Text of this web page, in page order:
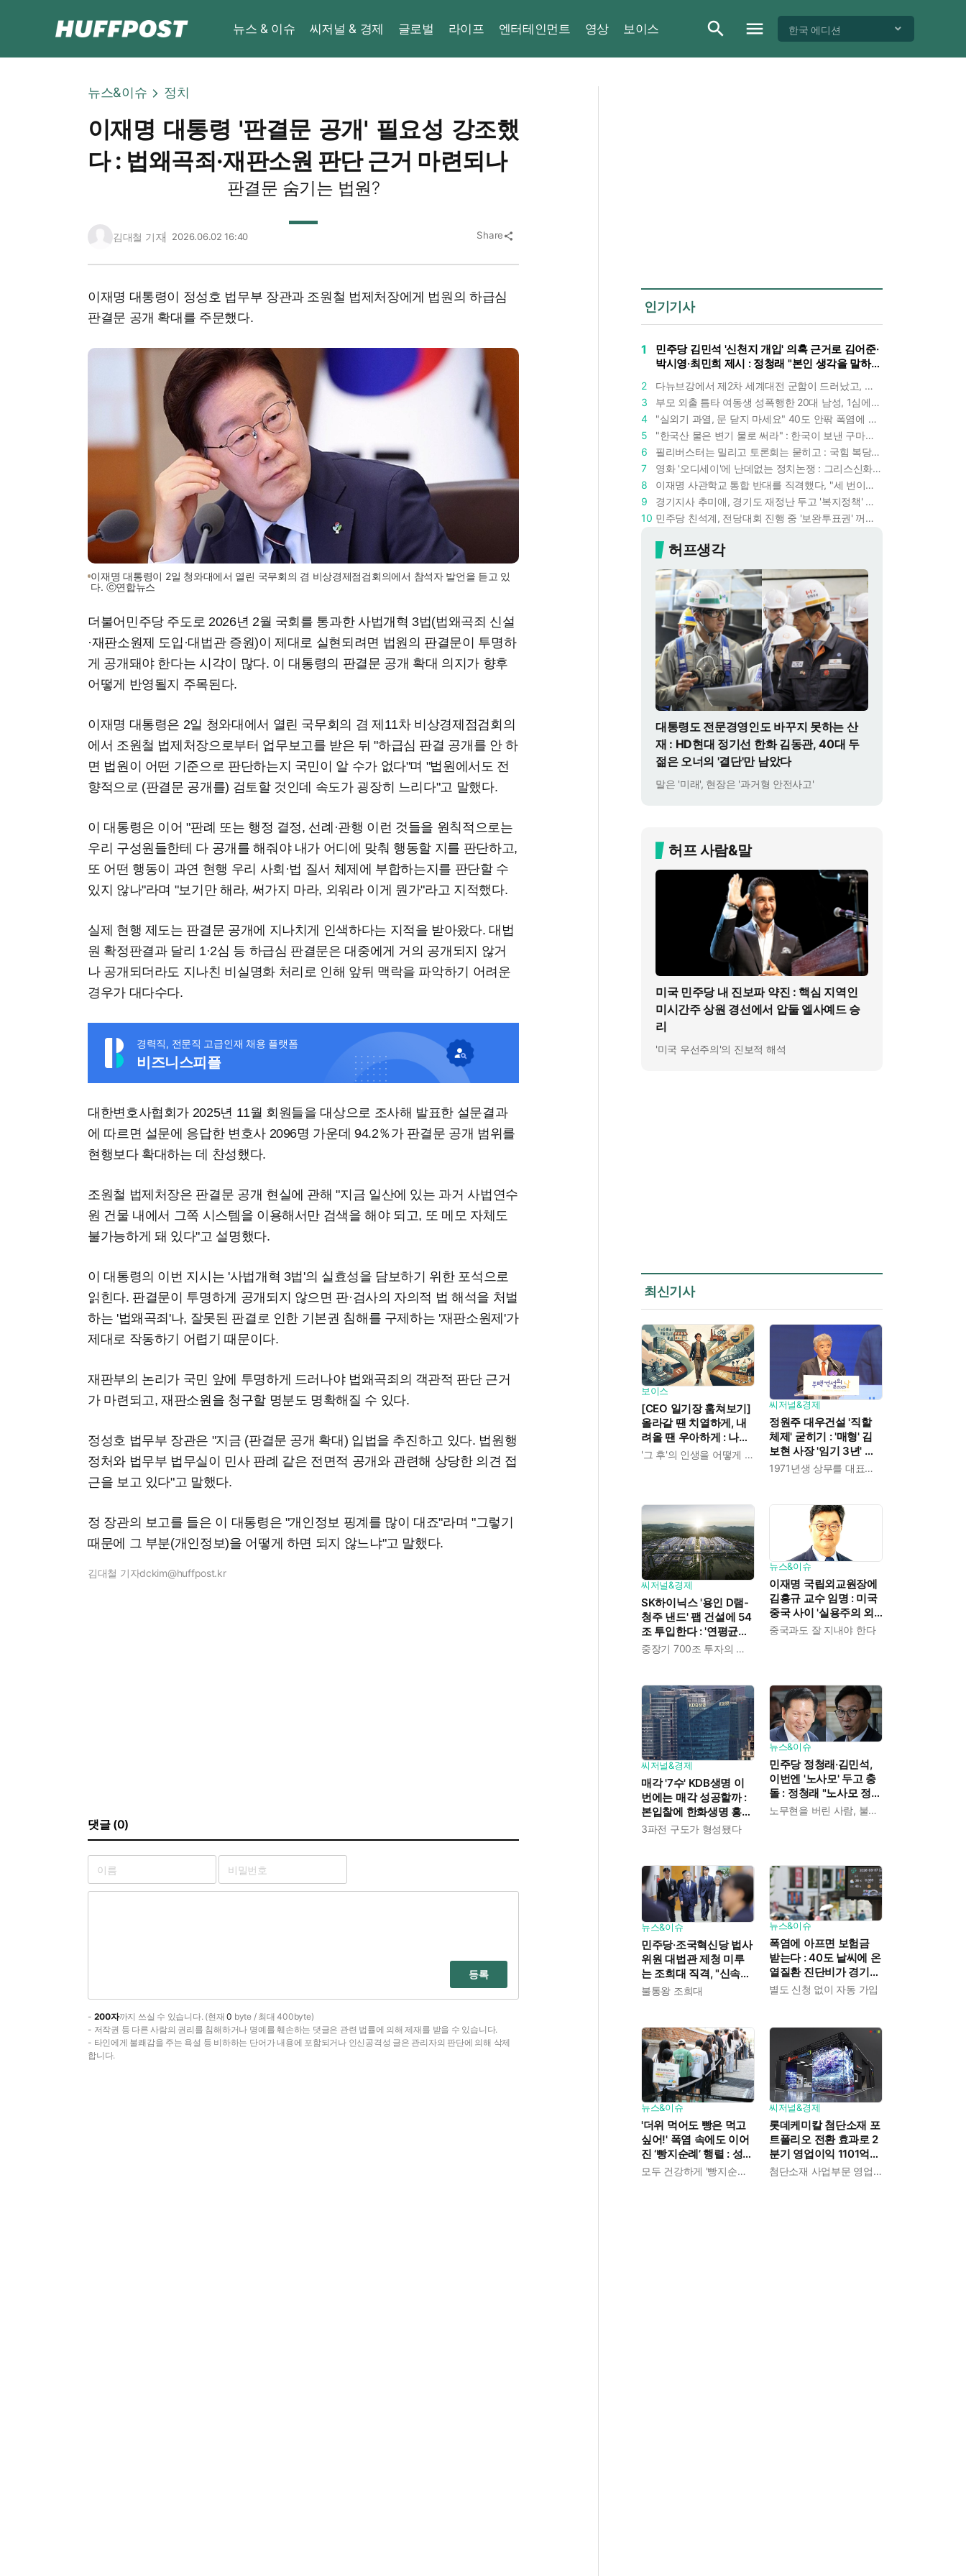
뉴스 & 이슈 씨저널 & 경제 글로벌 라이프 엔터테인먼트 영상 보이스 한국 에디션
뉴스&이슈 정치
이재명 대통령 '판결문 공개' 필요성 강조했
다 : 법왜곡죄·재판소원 판단 근거 마련되나
판결문 숨기는 법원?
김대철 기자 2026.06.02 16:40 Share share
이재명 대통령이 정성호 법무부 장관과 조원철 법제처장에게 법원의 하급심
판결문 공개 확대를 주문했다.
이재명 대통령이 2일 청와대에서 열린 국무회의 겸 비상경제점검회의에서 참석자 발언을 듣고 있
다. ⓒ연합뉴스
더불어민주당 주도로 2026년 2월 국회를 통과한 사법개혁 3법(법왜곡죄 신설
·재판소원제 도입·대법관 증원)이 제대로 실현되려면 법원의 판결문이 투명하
게 공개돼야 한다는 시각이 많다. 이 대통령의 판결문 공개 확대 의지가 향후
어떻게 반영될지 주목된다.
이재명 대통령은 2일 청와대에서 열린 국무회의 겸 제11차 비상경제점검회의
에서 조원철 법제처장으로부터 업무보고를 받은 뒤 "하급심 판결 공개를 안 하
면 법원이 어떤 기준으로 판단하는지 국민이 알 수가 없다"며 "법원에서도 전
향적으로 (판결문 공개를) 검토할 것인데 속도가 굉장히 느리다"고 말했다.
이 대통령은 이어 "판례 또는 행정 결정, 선례·관행 이런 것들을 원칙적으로는
우리 구성원들한테 다 공개를 해줘야 내가 어디에 맞춰 행동할 지를 판단하고,
또 어떤 행동이 과연 현행 우리 사회·법 질서 체제에 부합하는지를 판단할 수
있지 않나"라며 "보기만 해라, 써가지 마라, 외워라 이게 뭔가"라고 지적했다.
실제 현행 제도는 판결문 공개에 지나치게 인색하다는 지적을 받아왔다. 대법
원 확정판결과 달리 1·2심 등 하급심 판결문은 대중에게 거의 공개되지 않거
나 공개되더라도 지나친 비실명화 처리로 인해 앞뒤 맥락을 파악하기 어려운
경우가 대다수다.
경력직, 전문직 고급인재 채용 플랫폼
비즈니스피플
대한변호사협회가 2025년 11월 회원들을 대상으로 조사해 발표한 설문결과
에 따르면 설문에 응답한 변호사 2096명 가운데 94.2％가 판결문 공개 범위를
현행보다 확대하는 데 찬성했다.
조원철 법제처장은 판결문 공개 현실에 관해 "지금 일산에 있는 과거 사법연수
원 건물 내에서 그쪽 시스템을 이용해서만 검색을 해야 되고, 또 메모 자체도
불가능하게 돼 있다"고 설명했다.
이 대통령의 이번 지시는 '사법개혁 3법'의 실효성을 담보하기 위한 포석으로
읽힌다. 판결문이 투명하게 공개되지 않으면 판·검사의 자의적 법 해석을 처벌
하는 '법왜곡죄'나, 잘못된 판결로 인한 기본권 침해를 구제하는 '재판소원제'가
제대로 작동하기 어렵기 때문이다.
재판부의 논리가 국민 앞에 투명하게 드러나야 법왜곡죄의 객관적 판단 근거
가 마련되고, 재판소원을 청구할 명분도 명확해질 수 있다.
정성호 법무부 장관은 "지금 (판결문 공개 확대) 입법을 추진하고 있다. 법원행
정처와 법무부 법무실이 민사 판례 같은 전면적 공개와 관련해 상당한 의견 접
근을 보고 있다"고 말했다.
정 장관의 보고를 들은 이 대통령은 "개인정보 핑계를 많이 대죠"라며 "그렇기
때문에 그 부분(개인정보)을 어떻게 하면 되지 않느냐"고 말했다.
김대철 기자dckim@huffpost.kr
댓글 (0)
등록
- 200자까지 쓰실 수 있습니다. (현재0 byte / 최대 400byte)
- 저작권 등 다른 사람의 권리를 침해하거나 명예를 훼손하는 댓글은 관련 법률에 의해 제재를 받을 수 있습니다.
- 타인에게 불쾌감을 주는 욕설 등 비하하는 단어가 내용에 포함되거나 인신공격성 글은 관리자의 판단에 의해 삭제
합니다.
인기기사
1
민주당 김민석 '신천지 개입' 의혹 근거로 김어준·
박시영·최민희 제시 : 정청래 "본인 생각을 말하
2
다뉴브강에서 제2차 세계대전 군함이 드러났고, 포항 수돗물은 갑자기 짜졌다 : 폭염·가뭄이 만든 낯선 풍경
3
부모 외출 틈타 여동생 성폭행한 20대 남성, 1심에서 5년형 선고 : 친족 간 '암수범죄'의 심각성
4
"실외기 과열, 문 닫지 마세요" 40도 안팎 폭염에 쉼 없이 도는 에어컨 : 화재 위험 경고등!
5
"한국산 물은 변기 물로 써라" : 한국이 보낸 구마모토 지진 구호품에 한 일본인의 '어처구니 없는' 반응
6
필리버스터는 밀리고 토론회는 묻히고 : 국힘 복당 원하는 한동훈, '검사 정치'의 한계만 드러내나
7
영화 '오디세이'에 난데없는 정치논쟁 : 그리스신화 공간에서 '트럼프 전쟁의 참혹함'이 보인다
8
이재명 사관학교 통합 반대를 직격했다, "세 번이나 군사 쿠데타 했는데 압도적 지위"
9
경기지사 추미애, 경기도 재정난 두고 '복지정책' 탓하는 시선에 정면 반박 : "고령자와 아이 인구 급증"
10
민주당 친석계, 전당대회 진행 중 '보완투표권' 꺼냈다 : '사후 투표 허용' 무리수에 정청래 "투표 쿠데타"
허프생각
대통령도 전문경영인도 바꾸지 못하는 산
재 : HD현대 정기선 한화 김동관, 40대 두
젊은 오너의 '결단'만 남았다
말은 '미래', 현장은 '과거형 안전사고'
허프 사람&말
미국 민주당 내 진보파 약진 : 핵심 지역인
미시간주 상원 경선에서 압둘 엘사예드 승
리
'미국 우선주의'의 진보적 해석
최신기사
보이스
[CEO 일기장 훔쳐보기]
올라갈 땐 치열하게, 내
려올 땐 우아하게 : 나만
의 커리어 설계법
'그 후'의 인생을 어떻게 살 것인가
씨저널&경제
정원주 대우건설 '직할
체제' 굳히기 : '매형' 김
보현 사장 '임기 3년' 받
고 4개월 만에 물러났다
1971년생 상무를 대표이사로 발탁
씨저널&경제
SK하이닉스 '용인 D램-
청주 낸드' 팹 건설에 54
조 투입한다 : '연평균
19% 성장' 메모리 수요중장기 700조 투자의 단계적 이행
뉴스&이슈
이재명 국립외교원장에
김흥규 교수 임명 : 미국
중국 사이 '실용주의 외
교론' 강조한 인물이다
중국과도 잘 지내야 한다
씨저널&경제
매각 '7수' KDB생명 이
번에는 매각 성공할까 :
본입찰에 한화생명 흥국
생명 한국금융지주 최종
3파전 구도가 형성됐다
뉴스&이슈
민주당 정청래·김민석,
이번엔 '노사모' 두고 충
돌 : 정청래 "노사모 정신
으로 승리" vs 김민석 측노무현을 버린 사람, 불편하겠지
뉴스&이슈
민주당·조국혁신당 법사
위원 대법관 제청 미루
는 조희대 직격, "신속한
재판 약속도 저버려"
불통왕 조희대
뉴스&이슈
폭염에 아프면 보험금
받는다 : 40도 날씨에 온
열질환 진단비가 경기도
민에게 주어진다
별도 신청 없이 자동 가입
뉴스&이슈
'더위 먹어도 빵은 먹고
싶어!' 폭염 속에도 이어
진 ‘빵지순례’ 행렬 : 성심
당이 대기 손님 위해 준모두 건강하게 '빵지순례' 마치시길.
씨저널&경제
롯데케미칼 첨단소재 포
트폴리오 전환 효과로 2
분기 영업이익 1101억
흑자전환 : 대산·여수 사첨단소재 사업부문 영업이익 1325억 원